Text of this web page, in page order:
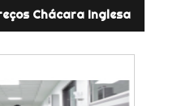
Chácara Inglesa